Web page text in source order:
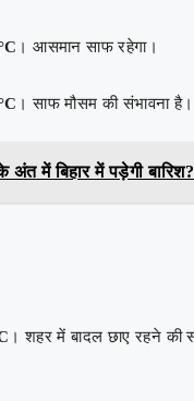
। आसमान साफ रहेगा।
। साफ मौसम की संभावना है।
में बिहार में पड़ेगी
। शहर में बादल छाए रहने की